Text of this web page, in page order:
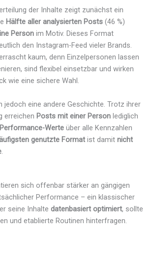
der Inhalte zeigt zunächst ein
Hälfte aller analysierten Posts (46 %)
Person im Motiv. Dieses Format
den Instagram-Feed vieler Brands.
kaum, denn Einzelpersonen lassen
sind flexibel einsetzbar und wirken
wie eine sichere Wahl.
jedoch eine andere Geschichte. Trotz ihrer
erreichen Posts mit einer Person lediglich
Werte über alle Kennzahlen
genutzte Format ist damit nicht
.
sich offenbar stärker an gängigen
Performance – ein klassischer
seine Inhalte datenbasiert optimiert, sollte
und etablierte Routinen hinterfragen.